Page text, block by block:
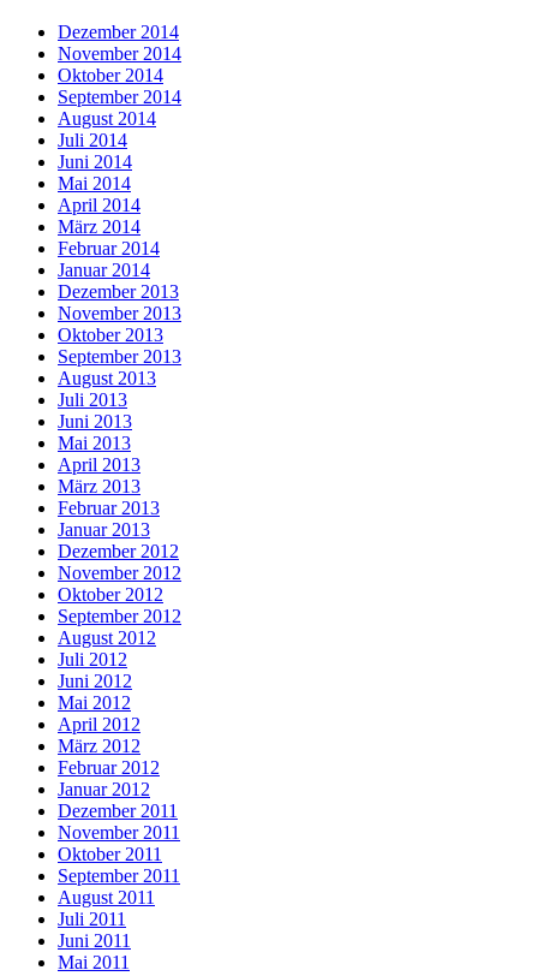
Dezember 2014
November 2014
Oktober 2014
September 2014
August 2014
Juli 2014
Juni 2014
Mai 2014
April 2014
März 2014
Februar 2014
Januar 2014
Dezember 2013
November 2013
Oktober 2013
September 2013
August 2013
Juli 2013
Juni 2013
Mai 2013
April 2013
März 2013
Februar 2013
Januar 2013
Dezember 2012
November 2012
Oktober 2012
September 2012
August 2012
Juli 2012
Juni 2012
Mai 2012
April 2012
März 2012
Februar 2012
Januar 2012
Dezember 2011
November 2011
Oktober 2011
September 2011
August 2011
Juli 2011
Juni 2011
Mai 2011